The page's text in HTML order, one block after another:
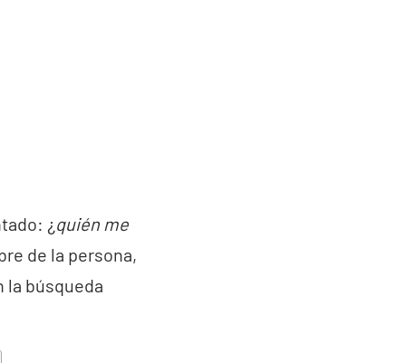
¿ quién me
de la persona,
la búsqueda